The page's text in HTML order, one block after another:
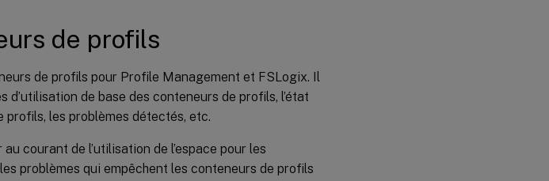
de profils
de profils pour Profile Management et FSLogix. Il
de base des conteneurs de profils, l’état
les problèmes détectés, etc.
courant de l’utilisation de l’espace pour les
problèmes qui empêchent les conteneurs de profils